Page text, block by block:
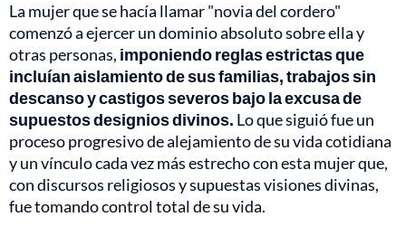
La mujer que se hacía llamar "novia del cordero"
comenzó a ejercer un dominio absoluto sobre ella y
otras personas, imponiendo reglas estrictas que
incluían aislamiento de sus familias, trabajos sin
descanso y castigos severos bajo la excusa de
supuestos designios divinos. Lo que siguió fue un
proceso progresivo de alejamiento de su vida cotidiana
y un vínculo cada vez más estrecho con esta mujer que,
con discursos religiosos y supuestas visiones divinas,
fue tomando control total de su vida.